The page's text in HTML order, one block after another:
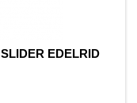
EDELRID